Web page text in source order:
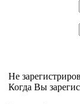
Не
Когда Вы